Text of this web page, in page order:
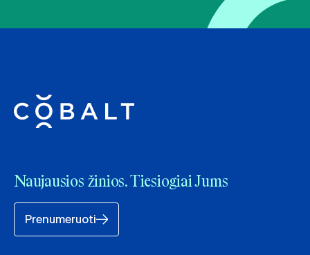
Naujausios žinios. Tiesiogiai Jums
Prenumeruoti